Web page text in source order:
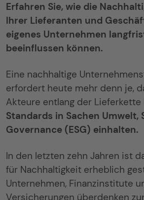
Erfahren Sie, wie die
Ihrer Lieferanten und
eigenes Unternehmen
beeinflussen können.
Eine nachhaltige
erfordert heute mehr denn je,
Akteure entlang der Lieferkette
Standards in Sachen Umwelt,
Governance (ESG) einhalten.
In den letzten zehn Jahren ist
für Nachhaltigkeit erheblich
Unternehmen, Finanzinstitute
Versicherungen überdenken